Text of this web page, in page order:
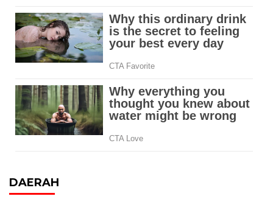
DAERAH